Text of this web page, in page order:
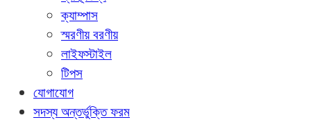
ক্যাম্পাস
স্মরণীয় বরণীয়
লাইফস্টাইল
টিপস
যোগাযোগ
সদস্য অন্তর্ভুক্তি ফরম